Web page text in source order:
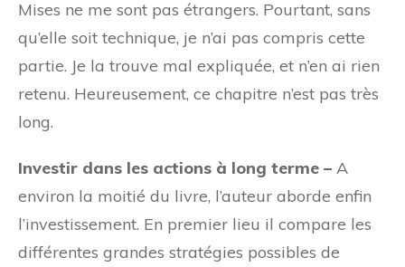
Mises ne me sont pas étrangers. Pourtant, sans
qu’elle soit technique, je n’ai pas compris cette
partie. Je la trouve mal expliquée, et n’en ai rien
retenu. Heureusement, ce chapitre n’est pas très
long.
Investir dans les actions à long terme – A
environ la moitié du livre, l’auteur aborde enfin
l’investissement. En premier lieu il compare les
différentes grandes stratégies possibles de